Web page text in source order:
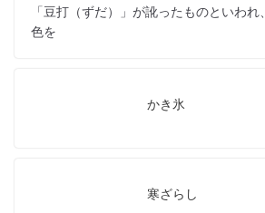
「豆打（ずだ）」が訛ったものといわ
色を
かき氷
寒ざらし